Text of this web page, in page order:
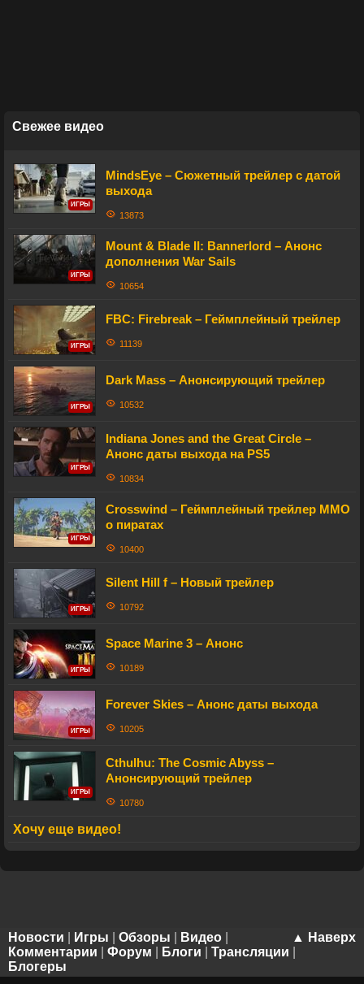
Свежее видео
ИГРЫ
MindsEye – Сюжетный трейлер с датой
выхода
13873
ИГРЫ
Mount & Blade II: Bannerlord – Анонс
дополнения War Sails
10654
ИГРЫ
FBC: Firebreak – Геймплейный трейлер
11139
ИГРЫ
Dark Mass – Анонсирующий трейлер
10532
ИГРЫ
Indiana Jones and the Great Circle –
Анонс даты выхода на PS5
10834
ИГРЫ
Crosswind – Геймплейный трейлер MMO
о пиратах
10400
ИГРЫ
Silent Hill f – Новый трейлер
10792
ИГРЫ
Space Marine 3 – Анонс
10189
ИГРЫ
Forever Skies – Анонс даты выхода
10205
ИГРЫ
Cthulhu: The Cosmic Abyss –
Анонсирующий трейлер
10780
Хочу еще видео!
▲ Наверх
Новости Игры Обзоры Видео
Комментарии
Форум Блоги Трансляции
Блогеры